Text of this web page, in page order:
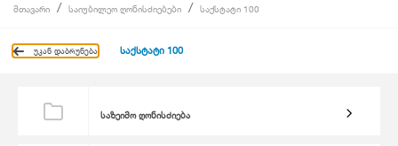
მთავარი საიუბილეო ღონისძიებები საქსტატი 100
უკან დაბრუნება საქსტატი 100
საზეიმო ღონისძიება